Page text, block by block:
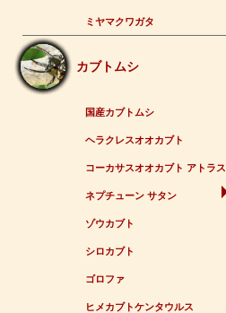
ミヤマクワガタ
カブトムシ
国産カブトムシ
ヘラクレスオオカブト
コーカサスオオカブト アトラス
ネプチューン サタン
ゾウカブト
シロカブト
ゴロファ
ヒメカブトケンタウルス